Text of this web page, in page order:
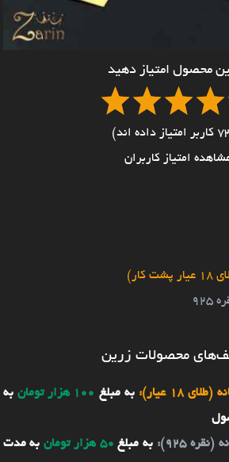
محصول امتیاز دهید
امتیاز کاربران
925
محصولات زرین
18 عیار): به مبلغ 100 هزار تومان
به
925): به مبلغ 50 هزار تومان
به مدت